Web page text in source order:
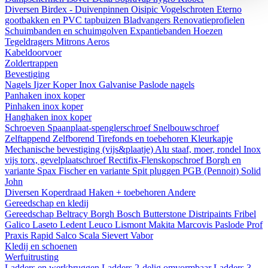
Diversen Birdex - Duivenpinnen Oisipic Vogelschroten Eterno
gootbakken en PVC tapbuizen Bladvangers Renovatieprofielen
Schuimbanden en schuimgolven Expantiebanden Hoezen
Tegeldragers Mitrons Aeros
Kabeldoorvoer
Zoldertrappen
Bevestiging
Nagels IjzerKoperInox Galvanise Paslode nagels
Panhaken inox koper
Pinhaken inox koper
Hanghaken inox koper
Schroeven Spaanplaat-spenglerschroef Snelbouwschroef
Zelftappend Zelfborend Tirefonds en toebehoren Kleurkapje
Mechanische bevestiging (vijs&plaatje) Alu staaf, moer, rondel Inox
vijs torx, gevelplaatschroefRectifix-FlenskopschroefBorgh en
variante Spax Fischer en variante Spit pluggen PGB (Pennoit) Solid
John
Diversen Koperdraad Haken + toebehoren Andere
Gereedschap en kledij
Gereedschap Beltracy Borgh Bosch Butterstone Distripaints Fribel
Galico Laseto Ledent Leuco Lismont Makita Marcovis Paslode Prof
Praxis Rapid Salco Scala Sievert Vabor
Kledij en schoenen
Werfuitrusting